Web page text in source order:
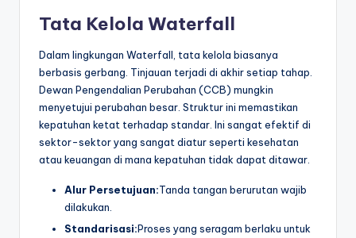
Tata Kelola Waterfall
Dalam lingkungan Waterfall, tata kelola biasanya
berbasis gerbang. Tinjauan terjadi di akhir setiap tahap.
Dewan Pengendalian Perubahan (CCB) mungkin
menyetujui perubahan besar. Struktur ini memastikan
kepatuhan ketat terhadap standar. Ini sangat efektif di
sektor-sektor yang sangat diatur seperti kesehatan
atau keuangan di mana kepatuhan tidak dapat ditawar.
Alur Persetujuan:Tanda tangan berurutan wajib
dilakukan.
Standarisasi:Proses yang seragam berlaku untuk